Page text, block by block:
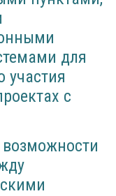
для
участия
с